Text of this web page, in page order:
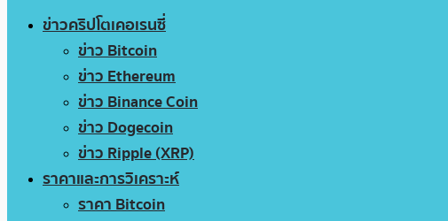
ข่าวคริปโตเคอเรนซี่
ข่าว Bitcoin
ข่าว Ethereum
ข่าว Binance Coin
ข่าว Dogecoin
ข่าว Ripple (XRP)
ราคาและการวิเคราะห์
ราคา Bitcoin